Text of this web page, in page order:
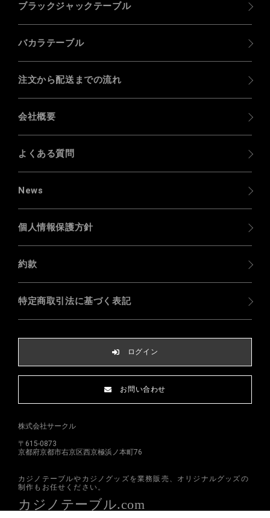
カジノテーブルやカジノグッズを業務販売、オリジナルグッズの
制作もお任せください。
カジノテーブル.com
ブラックジャックテーブル
バカラテーブル
注文から配送までの流れ
会社概要
よくある質問
News
個人情報保護方針
約款
特定商取引法に基づく表記
ログイン
お問い合わせ
株式会社サークル
〒615-0873
京都府京都市右京区西京極浜ノ本町76